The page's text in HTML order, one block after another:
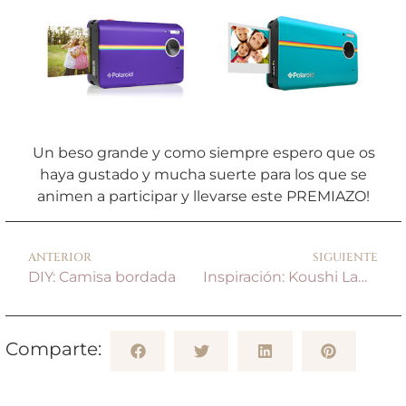
Un beso grande y como siempre espero que os
haya gustado y mucha suerte para los que se
animen a participar y llevarse este PREMIAZO!
ANTERIOR
DIY: Camisa bordada
SIGUIENTE
Inspiración: Koushi Lamp
Comparte: